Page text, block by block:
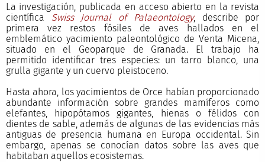
La investigación, publicada en acceso abierto en la revista
científica Swiss Journal of Palaeontology, describe por
primera vez restos fósiles de aves hallados en el
emblemático yacimiento paleontológico de Venta Micena,
situado en el Geoparque de Granada. El trabajo ha
permitido identificar tres especies: un tarro blanco, una
grulla gigante y un cuervo pleistoceno.
Hasta ahora, los yacimientos de Orce habían proporcionado
abundante información sobre grandes mamíferos como
elefantes, hipopótamos gigantes, hienas o félidos con
dientes de sable, además de algunas de las evidencias más
antiguas de presencia humana en Europa occidental. Sin
embargo, apenas se conocían datos sobre las aves que
habitaban aquellos ecosistemas.